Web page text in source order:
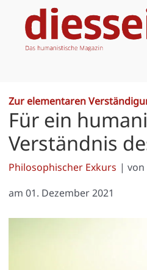
Inhalt
springen
Zur elementaren
Für ein
Verständnis
Philosophischer Exkurs | von
am 01. Dezember 2021